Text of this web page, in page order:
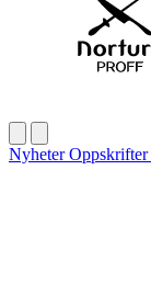
NyheterOppskrifter